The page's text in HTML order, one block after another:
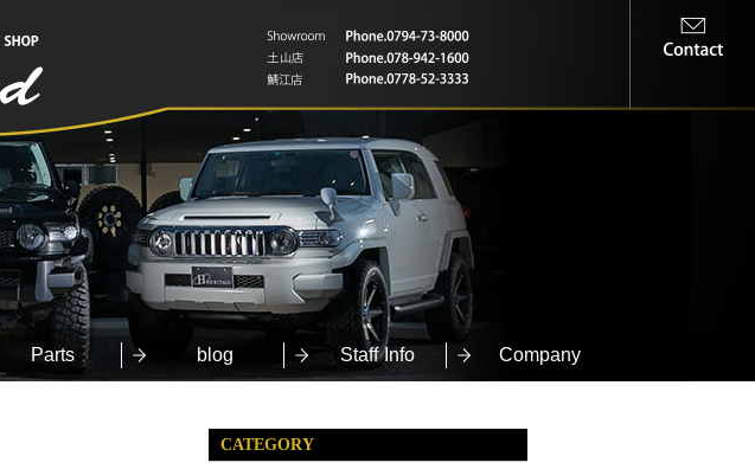
Parts blog Staff Info Company
CATEGORY